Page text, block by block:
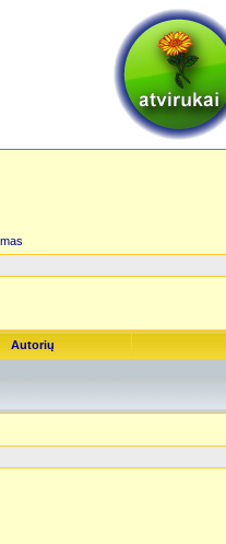
Autorių